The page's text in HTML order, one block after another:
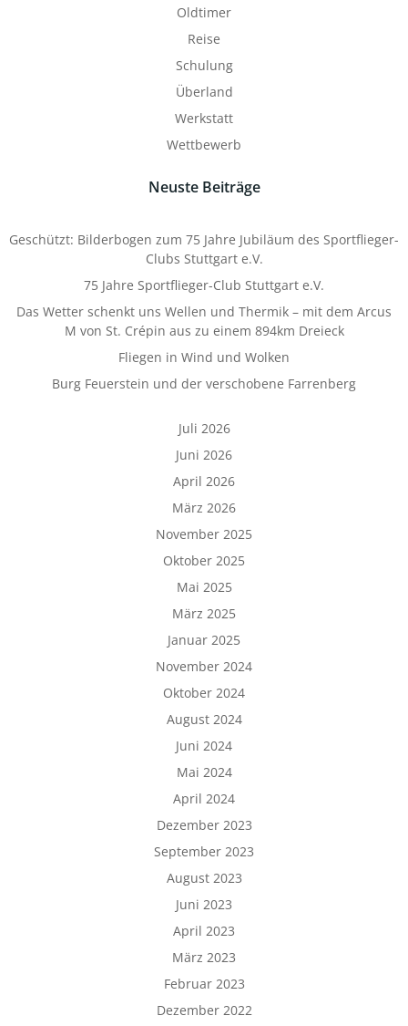
Oldtimer
Reise
Schulung
Überland
Werkstatt
Wettbewerb
Neuste Beiträge
Geschützt: Bilderbogen zum 75 Jahre Jubiläum des Sportflieger-
Clubs Stuttgart e.V.
75 Jahre Sportflieger-Club Stuttgart e.V.
Das Wetter schenkt uns Wellen und Thermik – mit dem Arcus
M von St. Crépin aus zu einem 894km Dreieck
Fliegen in Wind und Wolken
Burg Feuerstein und der verschobene Farrenberg
Juli 2026
Juni 2026
April 2026
März 2026
November 2025
Oktober 2025
Mai 2025
März 2025
Januar 2025
November 2024
Oktober 2024
August 2024
Juni 2024
Mai 2024
April 2024
Dezember 2023
September 2023
August 2023
Juni 2023
April 2023
März 2023
Februar 2023
Dezember 2022